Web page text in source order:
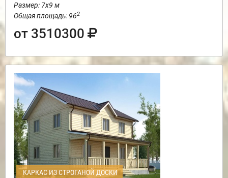
Размер: 7х9 м
Общая площадь: 962
от 3510300
КАРКАС ИЗ СТРОГАНОЙ ДОСКИ